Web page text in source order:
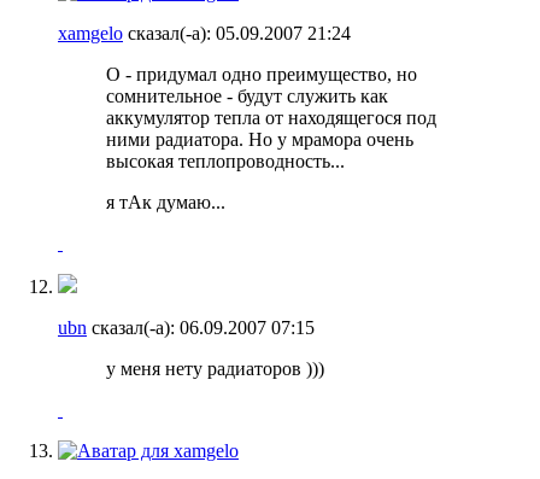
xamgelo сказал(-а): 05.09.2007 21:24
О - придумал одно преимущество, но
сомнительное - будут служить как
аккумулятор тепла от находящегося под
ними радиатора. Но у мрамора очень
высокая теплопроводность...
я тАк думаю...
ubn сказал(-а): 06.09.2007 07:15
у меня нету радиаторов )))